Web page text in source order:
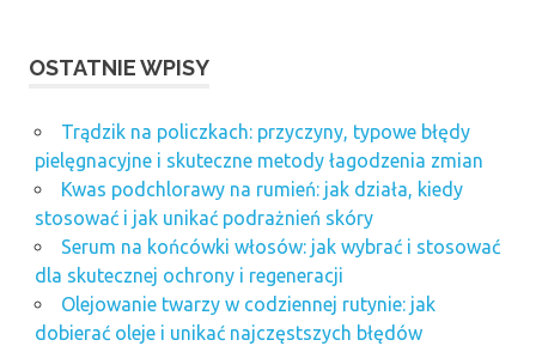
OSTATNIE WPISY
Trądzik na policzkach: przyczyny, typowe błędy
pielęgnacyjne i skuteczne metody łagodzenia zmian
Kwas podchlorawy na rumień: jak działa, kiedy
stosować i jak unikać podrażnień skóry
Serum na końcówki włosów: jak wybrać i stosować
dla skutecznej ochrony i regeneracji
Olejowanie twarzy w codziennej rutynie: jak
dobierać oleje i unikać najczęstszych błędów